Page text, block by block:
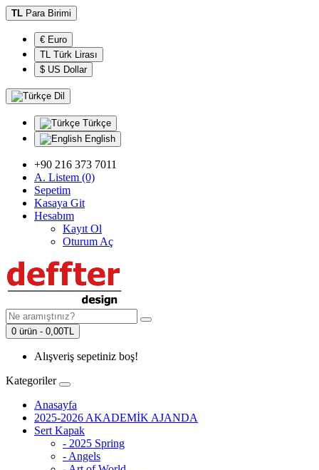
TL Para Birimi
€ Euro
TL Türk Lirası
$ US Dollar
Dil
Türkçe
English
+90 216 373 7011
A. Listem (0)
Sepetim
Kasaya Git
Hesabım
Kayıt Ol
Oturum Aç
0 ürün - 0,00TL
Alışveriş sepetiniz boş!
Kategoriler
Anasayfa
2025-2026 AKADEMİK AJANDA
Sert Kapak
- 2025 Spring
- Angels